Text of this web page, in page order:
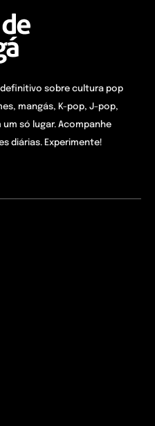
definitivo sobre cultura pop
mangás, K-pop, J-pop,
só lugar. Acompanhe
diárias. Experimente!